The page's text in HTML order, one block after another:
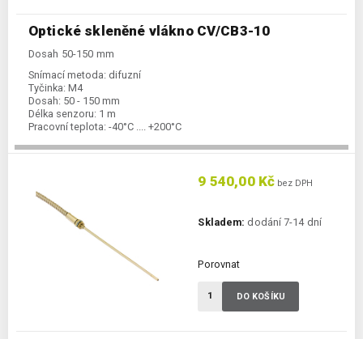
Optické skleněné vlákno CV/CB3-10
Dosah 50-150 mm
Snímací metoda: difuzní
Tyčinka: M4
Dosah: 50 - 150 mm
Délka senzoru: 1 m
Pracovní teplota: -40°C .... +200°C
9 540,00 Kč bez DPH
Skladem: dodání 7-14 dní
Porovnat
DO KOŠÍKU